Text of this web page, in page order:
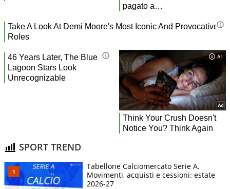
SPORT TREND
Tabellone Calciomercato Serie A.
Movimenti, acquisti e cessioni: estate
2026-27